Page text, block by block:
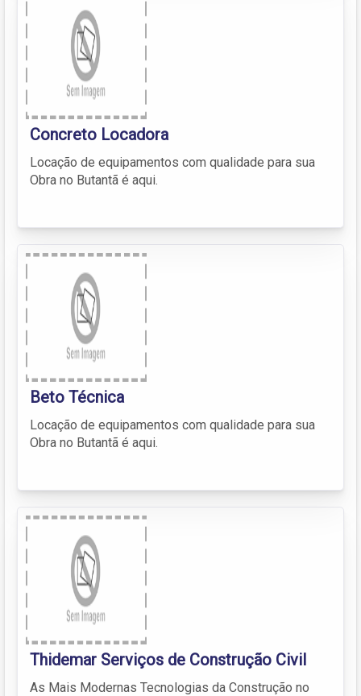
Concreto Locadora
Locação de equipamentos com qualidade para sua
Obra no Butantã é aqui.
Beto Técnica
Locação de equipamentos com qualidade para sua
Obra no Butantã é aqui.
Thidemar Serviços de Construção Civil
As Mais Modernas Tecnologias da Construção no